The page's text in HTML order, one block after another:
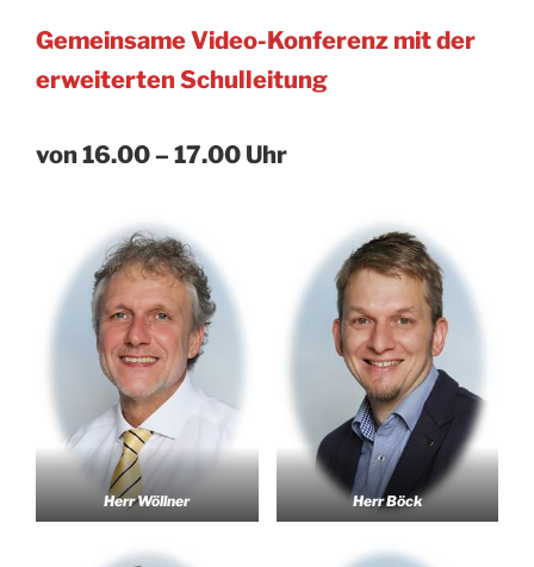
Gemeinsame Video-Konferenz mit der
erweiterten Schulleitung
von 16.00 – 17.00 Uhr
Herr Wöllner Herr Böck